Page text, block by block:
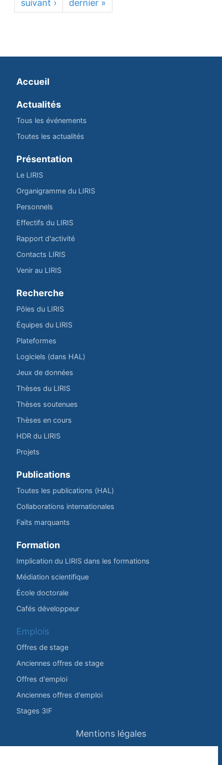
suivant ›
dernier »
Accueil
Actualités
Tous les événements
Toutes les actualités
Présentation
Le LIRIS
Organigramme du LIRIS
Personnels
Effectifs du LIRIS
Rapport d'activité
Contacts LIRIS
Venir au LIRIS
Recherche
Pôles du LIRIS
Équipes du LIRIS
Plateformes
Logiciels (dans HAL)
Jeux de données
Thèses du LIRIS
Thèses soutenues
Thèses en cours
HDR du LIRIS
Projets
Publications
Toutes les publications (HAL)
Collaborations internationales
Faits marquants
Formation
Implication du LIRIS dans les formations
Médiation scientifique
École doctorale
Cafés développeur
Emplois
Offres de stage
Anciennes offres de stage
Offres d'emploi
Anciennes offres d'emploi
Stages 3IF
Mentions légales